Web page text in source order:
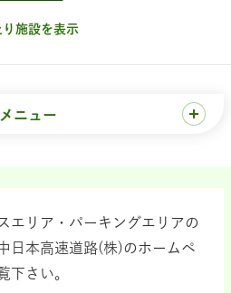
り施設を表示
ニュー
エリア・パーキングエリアの
日本高速道路(株)のホームペ
下さい。